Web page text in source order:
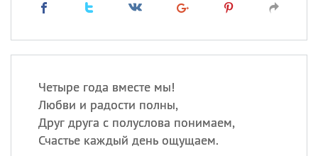
Четыре года вместе мы!
Любви и радости полны,
Друг друга с полуслова понимаем,
Счастье каждый день ощущаем.